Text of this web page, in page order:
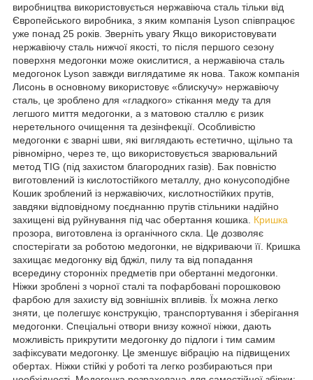
виробництва використовується нержавіюча сталь тільки від
Європейського виробника, з яким компанія Lyson співпрацює
уже понад 25 років. Зверніть увагу Якщо використовувати
нержавіючу сталь нижчої якості, то після першого сезону
поверхня медогонки може окислитися, а нержавіюча сталь
медогонок Lyson завжди виглядатиме як нова. Також компанія
Лисонь в основному використовує «блискучу» нержавіючу
сталь, це зроблено для «гладкого» стікання меду та для
легшого миття медогонки, а з матовою сталлю є ризик
неретельного очищення та дезінфекції. Особливістю
медогонки є зварні шви, які виглядають естетично, щільно та
рівномірно, через те, що використовується зварювальний
метод TIG (під захистом благородних газів). Бак повністю
виготовлений із кислотостійкого металлу, дно конусоподібне
Кошик зроблений із нержавіючих, кислотностійких прутів,
завдяки відповідному поєднанню прутів стільники надійно
захищені від руйнування під час обертання кошика. Кришка
прозора, виготовлена із органічного скла. Це дозволяє
спостерігати за роботою медогонки, не відкриваючи її. Кришка
захищає медогонку від бджіл, пилу та від попадання
всередину сторонніх предметів при обертанні медогонки.
Ніжки зроблені з чорної сталі та пофарбовані порошковою
фарбою для захисту від зовнішніх впливів. Їх можна легко
зняти, це полегшує конструкцію, транспортування і зберігання
медогонки. Спеціальні отвори внизу кожної ніжки, дають
можливість прикрутити медогонку до підлоги і тим самим
зафіксувати медогонку. Це зменшує вібрацію на підвищених
обертах. Ніжки стійкі у роботі та легко розбираються при